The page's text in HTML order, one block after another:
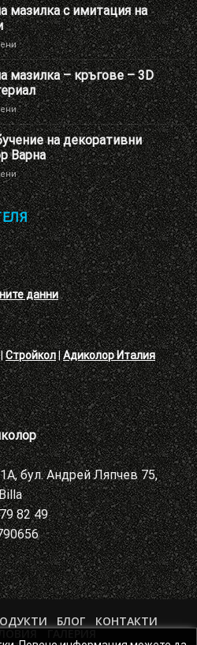
брандиране
на
Шоу
РУМ
Адиколор
мазилка с имитация на
за
Нова
декоративна
мазилка
с
имитация
на
перлени
тухлички
мазилка – кръгове – 3D
за
Нова
декоративна
мазилка
–
кръгове
–
3D
ефект
с
VELE
материал
на декоративни
Варна
за
Презентация
и
обучение
на
декоративни
мазилки
Адиколор
Варна
данни
Стройкол|Адиколор Италия
бул. Андрей Ляпчев 75,
82 49
БЛОГ
КОНТАКТИ
ГАЛЕРИЯ